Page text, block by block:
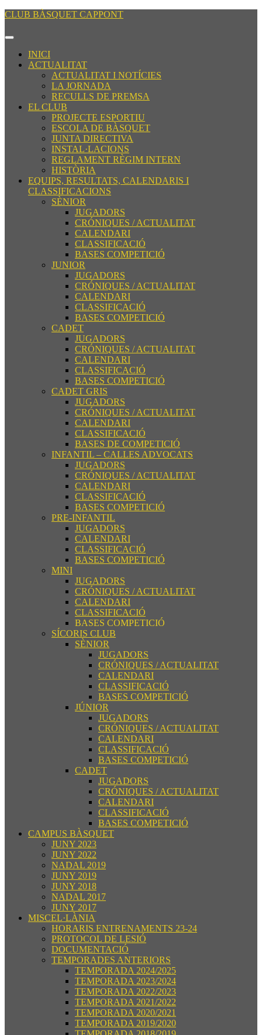
Saltar
contenido
contenido
CLUB BÀSQUET CAPPONT
Botón
aperturaINICI
ACTUALITAT
ACTUALITAT I NOTÍCIES
LA JORNADA
RECULLS DE PREMSA
EL CLUB
PROJECTE ESPORTIU
ESCOLA DE BÀSQUET
JUNTA DIRECTIVA
INSTAL·LACIONS
REGLAMENT RÈGIM INTERN
HISTÒRIA
EQUIPS, RESULTATS, CALENDARIS I
CLASSIFICACIONS
SÈNIOR
JUGADORS
CRÓNIQUES / ACTUALITAT
CALENDARI
CLASSIFICACIÓ
BASES COMPETICIÓ
JUNIOR
JUGADORS
CRÓNIQUES / ACTUALITAT
CALENDARI
CLASSIFICACIÓ
BASES COMPETICIÓ
CADET
JUGADORS
CRÓNIQUES / ACTUALITAT
CALENDARI
CLASSIFICACIÓ
BASES COMPETICIÓ
CADET GRIS
JUGADORS
CRÓNIQUES / ACTUALITAT
CALENDARI
CLASSIFICACIÓ
BASES DE COMPETICIÓ
INFANTIL – CALLES ADVOCATS
JUGADORS
CRÓNIQUES / ACTUALITAT
CALENDARI
CLASSIFICACIÓ
BASES COMPETICIÓ
PRE-INFANTIL
JUGADORS
CALENDARI
CLASSIFICACIÓ
BASES COMPETICIÓ
MINI
JUGADORS
CRÓNIQUES / ACTUALITAT
CALENDARI
CLASSIFICACIÓ
BASES COMPETICIÓ
SÍCORIS CLUB
SÈNIOR
JUGADORS
CRÓNIQUES / ACTUALITAT
CALENDARI
CLASSIFICACIÓ
BASES COMPETICIÓ
JÚNIOR
JUGADORS
CRÓNIQUES / ACTUALITAT
CALENDARI
CLASSIFICACIÓ
BASES COMPETICIÓ
CADET
JUGADORS
CRÓNIQUES / ACTUALITAT
CALENDARI
CLASSIFICACIÓ
BASES COMPETICIÓ
CAMPUS BÀSQUET
JUNY 2023
JUNY 2022
NADAL 2019
JUNY 2019
JUNY 2018
NADAL 2017
JUNY 2017
MISCEL·LÀNIA
HORARIS ENTRENAMENTS 23-24
PROTOCOL DE LESIÓ
DOCUMENTACIÓ
TEMPORADES ANTERIORS
TEMPORADA 2024/2025
TEMPORADA 2023/2024
TEMPORADA 2022/2023
TEMPORADA 2021/2022
TEMPORADA 2020/2021
TEMPORADA 2019/2020